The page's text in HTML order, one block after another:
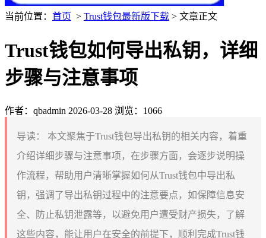
当前位置： 首页 > Trust钱包最新版下载 > 文章正文
Trust钱包如何导出私钥，详细
步骤与注意事项
作者：qbadmin 2026-03-28 浏览：1066
导读：
本文聚焦于Trust钱包导出私钥的相关内容，着重
介绍详细步骤与注意事项，在步骤方面，会逐步说明操
作流程，帮助用户清晰掌握如何从Trust钱包中导出私
钥，强调了导出私钥过程中的注意要点，如保障信息安
全、防止私钥泄露等，以避免用户遭受财产损失，了解
这些内容，能让用户在安全的前提下，顺利完成Trust钱